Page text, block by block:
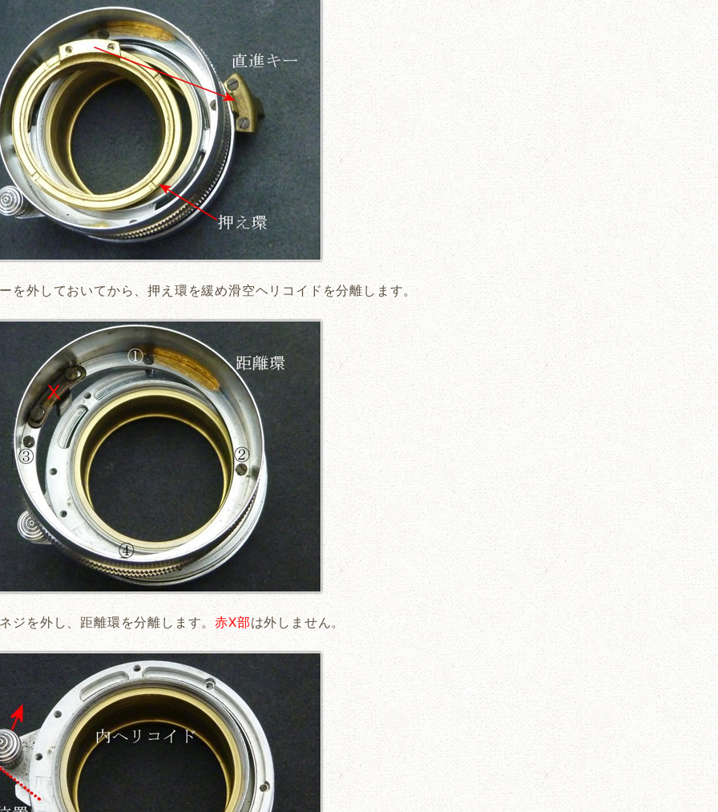
を外しておいてから、押え環を緩め滑空ヘリコイドを分離します。
ジを外し、距離環を分離します。赤X部は外しません。